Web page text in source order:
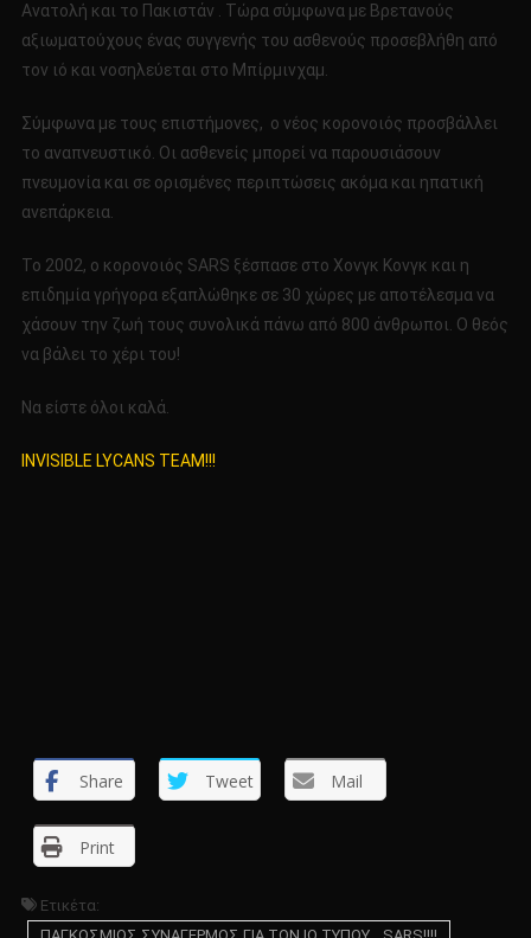
Ανατολή και το Πακιστάν . Τώρα σύμφωνα με Βρετανούς
αξιωματούχους ένας συγγενής του ασθενούς προσεβλήθη από
τον ιό και νοσηλεύεται στο Μπίρμινχαμ.
Σύμφωνα με τους επιστήμονες, ο νέος κορονοιός προσβάλλει
το αναπνευστικό. Οι ασθενείς μπορεί να παρουσιάσουν
πνευμονία και σε ορισμένες περιπτώσεις ακόμα και ηπατική
ανεπάρκεια.
Το 2002, ο κορονοιός SARS ξέσπασε στο Χονγκ Κονγκ και η
επιδημία γρήγορα εξαπλώθηκε σε 30 χώρες με αποτέλεσμα να
χάσουν την ζωή τους συνολικά πάνω από 800 άνθρωποι. Ο θεός
να βάλει το χέρι του!
Να είστε όλοι καλά.
INVISIBLE LYCANS TEAM!!!
Share Tweet Mail
Print
Ετικέτα: